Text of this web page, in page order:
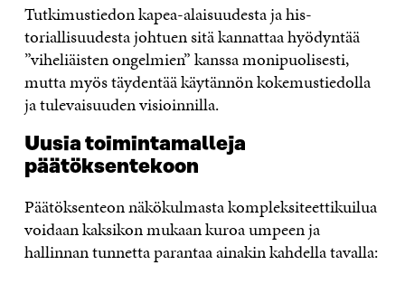
Tutkimustiedon kapea-alaisuudesta ja his­
toriallisuudesta johtuen sitä kannattaa hyö­dyntää
”viheliäisten ongelmien” kanssa mo­nipuolisesti,
mutta myös täydentää käytännön kokemustiedolla
ja tulevaisuuden visioinnilla.
Uusia toimintamalleja
päätöksentekoon
Päätöksenteon näkökulmasta kompleksiteettikuilua
voidaan kaksikon mukaan kuroa um­peen ja
hallinnan tunnetta parantaa ainakin kahdella tavalla: